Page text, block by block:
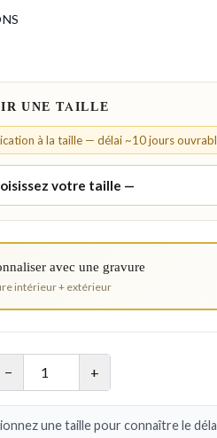
UNE TAILLE
à la taille — délai ~10 jours
avec une gravure
intérieur + extérieur
− +
une taille pour connaître le